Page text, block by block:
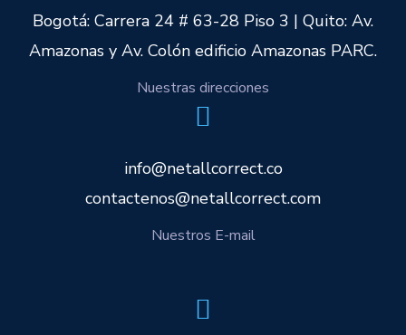
Bogotá: Carrera 24 # 63-28 Piso 3 | Quito: Av.
Amazonas y Av. Colón edificio Amazonas PARC.
Nuestras direcciones
info@netallcorrect.co
contactenos@netallcorrect.com
Nuestros E-mail